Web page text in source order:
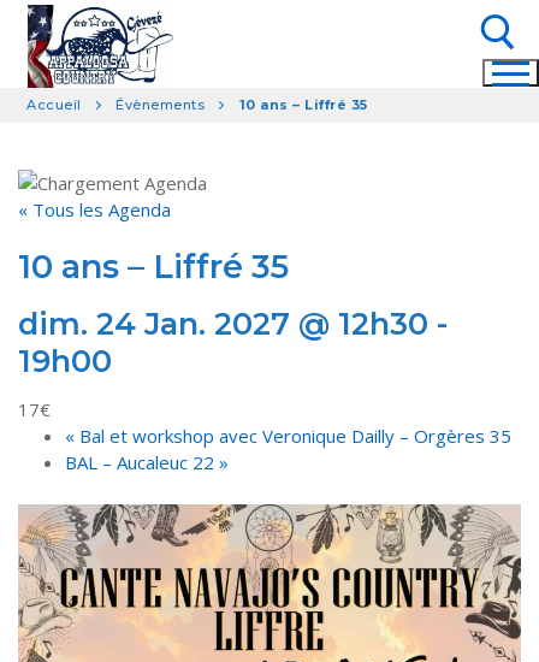
Aller
contenu
Accueil Évènements 10 ans – Liffré 35
« Tous les Agenda
10 ans – Liffré 35
dim. 24 Jan. 2027 @ 12h30 -
19h00
17€
« Bal et workshop avec Veronique Dailly – Orgères 35
BAL – Aucaleuc 22»